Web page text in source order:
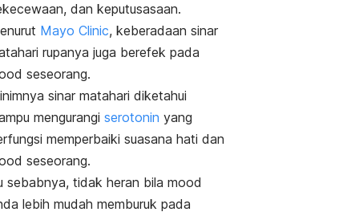
dan keputusasaan.
Mayo Clinic, keberadaan sinar
rupanya juga berefek pada
seseorang.
sinar matahari diketahui
mengurangi serotonin yang
memperbaiki suasana hati dan
seseorang.
sebabnya, tidak heran bila mood
lebih mudah memburuk pada